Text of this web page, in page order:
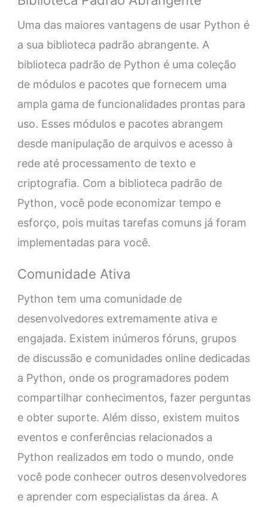
Uma das maiores vantagens de usar Python é
a sua biblioteca padrão abrangente. A
biblioteca padrão de Python é uma coleção
de módulos e pacotes que fornecem uma
ampla gama de funcionalidades prontas para
uso. Esses módulos e pacotes abrangem
desde manipulação de arquivos e acesso à
rede até processamento de texto e
criptografia. Com a biblioteca padrão de
Python, você pode economizar tempo e
esforço, pois muitas tarefas comuns já foram
implementadas para você.
Comunidade Ativa
Python tem uma comunidade de
desenvolvedores extremamente ativa e
engajada. Existem inúmeros fóruns, grupos
de discussão e comunidades online dedicadas
a Python, onde os programadores podem
compartilhar conhecimentos, fazer perguntas
e obter suporte. Além disso, existem muitos
eventos e conferências relacionados a
Python realizados em todo o mundo, onde
você pode conhecer outros desenvolvedores
e aprender com especialistas da área. A